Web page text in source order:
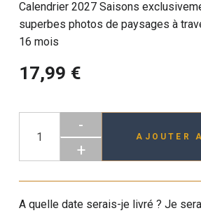
Calendrier 2027 Saisons
superbes photos de paysages à
16 mois
17,99 €
-
+
AJOUTER
A quelle date serais-je livré ? Je